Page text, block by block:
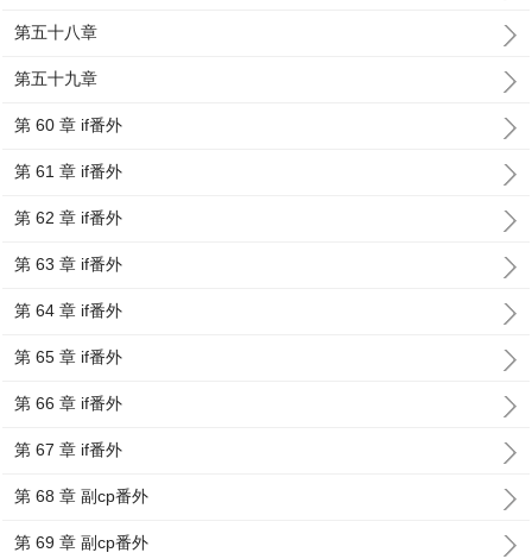
第五十八章
第五十九章
第 60 章 if番外
第 61 章 if番外
第 62 章 if番外
第 63 章 if番外
第 64 章 if番外
第 65 章 if番外
第 66 章 if番外
第 67 章 if番外
第 68 章 副cp番外
第 69 章 副cp番外